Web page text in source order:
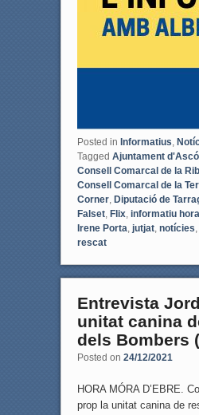
Posted in Informatius,
Tagged Ajuntament d'Ascó
Consell Comarcal de la
Consell Comarcal de la
Corner, Diputació de
Falset, Flix, informatiu
Irene Porta, jutjat, notícies,
rescat
Entrevista
unitat canina
dels Bombers
Posted on 24/12/2021
HORA MÓRA D’EBRE.
prop la unitat canina de